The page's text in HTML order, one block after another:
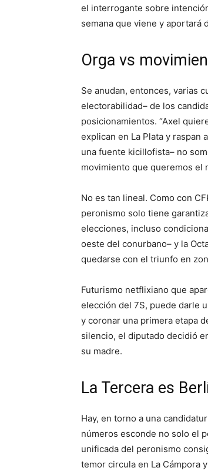
el interrogante sobre
semana que viene y aportará
Orga vs
Se anudan, entonces, varias
electorabilidad– de los
posicionamientos. “Axel
explican en La Plata y raspan
una fuente kicillofista– no
movimiento que queremos el
No es tan lineal. Como con
peronismo solo tiene
elecciones, incluso
oeste del conurbano– y la
quedarse con el triunfo en
Futurismo netflixiano que
elección del 7S, puede darle
y coronar una primera etapa
silencio, el diputado decidió
su madre.
La Tercera es
Hay, en torno a una
números esconde no solo el
unificada del peronismo
temor circula en La Cámpora